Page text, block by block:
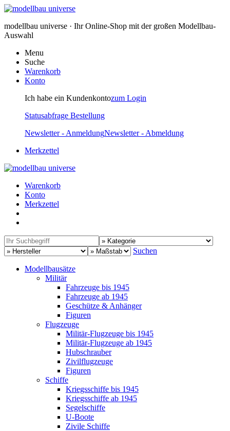
modellbau universe · Ihr Online-Shop mit der großen Modellbau-
Auswahl
Menu
Suche
Warenkorb
Konto
Ich habe ein Kundenkontozum Login
Statusabfrage Bestellung
Newsletter - AnmeldungNewsletter - Abmeldung
Merkzettel
Warenkorb
Konto
Merkzettel
Suchen
Modellbausätze
Militär
Fahrzeuge bis 1945
Fahrzeuge ab 1945
Geschütze & Anhänger
Figuren
Flugzeuge
Militär-Flugzeuge bis 1945
Militär-Flugzeuge ab 1945
Hubschrauber
Zivilflugzeuge
Figuren
Schiffe
Kriegsschiffe bis 1945
Kriegsschiffe ab 1945
Segelschiffe
U-Boote
Zivile Schiffe